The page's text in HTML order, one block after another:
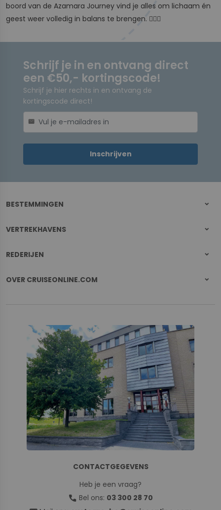
boord van de Azamara Journey vind je alles om lichaam én
geest weer volledig in balans te brengen. 🧖🏼‍♀️
Schrijf je in en ontvang direct
een €50,- kortingscode!
Schrijf je hier rechts in en ontvang de
kortingscode direct!
mail
Inschrijven
BESTEMMINGEN
VERTREKHAVENS
REDERIJEN
OVER CRUISEONLINE.COM
CONTACTGEGEVENS
Heb je een vraag?
call Bel ons: 03 300 28 70